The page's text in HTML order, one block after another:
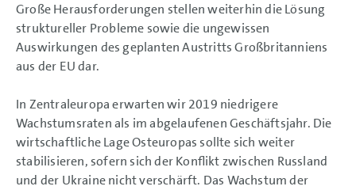
Risiko- und Chancenbericht
Aussichten
KONZERNABSCHLUSS
Große Herausforderungen stellen weiterhin die Lösung
struktureller Probleme sowie die ungewissen
Auswirkungen des geplanten Austritts Großbritanniens
aus der EU dar.
In Zentraleuropa erwarten wir 2019 niedrigere
Wachstumsraten als im abgelaufenen Geschäftsjahr. Die
wirtschaftliche Lage Osteuropas sollte sich weiter
stabilisieren, sofern sich der Konflikt zwischen Russland
und der Ukraine nicht verschärft. Das Wachstum der